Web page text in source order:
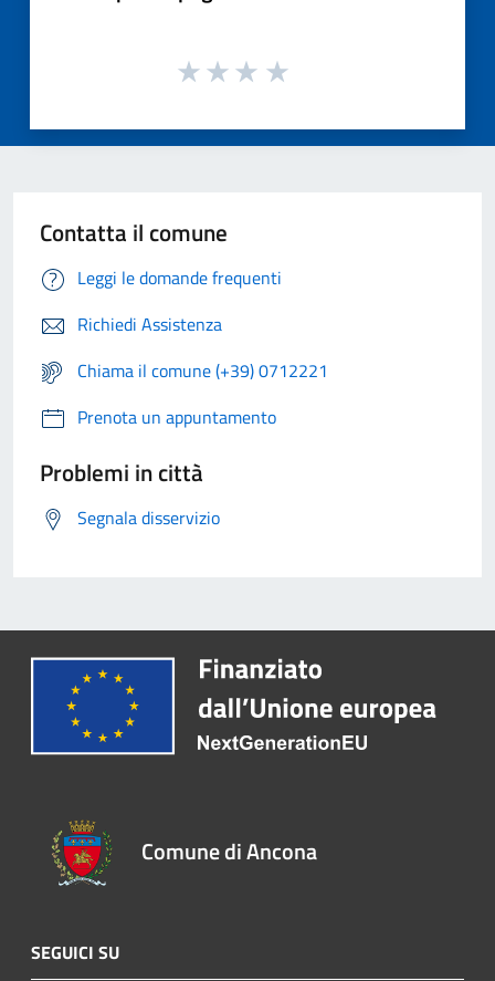
Contatta il comune
Leggi le domande frequenti
Richiedi Assistenza
Chiama il comune (+39) 0712221
Prenota un appuntamento
Problemi in città
Segnala disservizio
Comune di Ancona
SEGUICI SU